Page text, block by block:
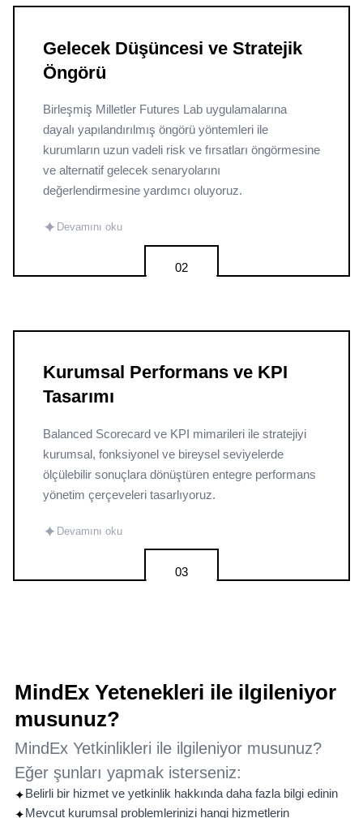
Gelecek Düşüncesi ve Stratejik
Öngörü
Birleşmiş Milletler Futures Lab uygulamalarına
dayalı yapılandırılmış öngörü yöntemleri ile
kurumların uzun vadeli risk ve fırsatları öngörmesine
ve alternatif gelecek senaryolarını
değerlendirmesine yardımcı oluyoruz.
✦ Devamını oku
02
Kurumsal Performans ve KPI
Tasarımı
Balanced Scorecard ve KPI mimarileri ile stratejiyi
kurumsal, fonksiyonel ve bireysel seviyelerde
ölçülebilir sonuçlara dönüştüren entegre performans
yönetim çerçeveleri tasarlıyoruz.
✦ Devamını oku
03
MindEx Yetenekleri ile ilgileniyor
musunuz?
MindEx Yetkinlikleri ile ilgileniyor musunuz?
Eğer şunları yapmak isterseniz:
✦Belirli bir hizmet ve yetkinlik hakkında daha fazla bilgi edinin
✦Mevcut kurumsal problemlerinizi hangi hizmetlerin